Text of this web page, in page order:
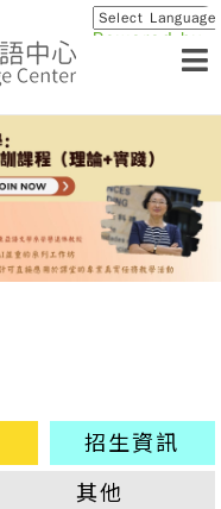
Powered by
招生資訊
其他